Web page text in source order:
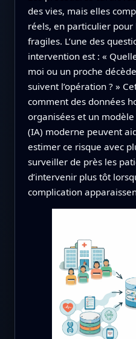
des vies, mais elles
réels, en particulier pour
fragiles. L’une des
intervention est : «
moi ou un proche
suivent l’opération ? »
comment des données
organisées et un
(IA) moderne peuvent
estimer ce risque avec
surveiller de près les
d’intervenir plus tôt
complication